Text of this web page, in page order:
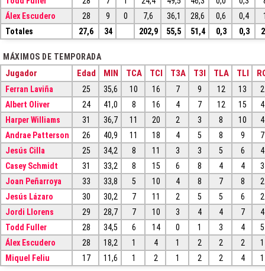
Álex Escudero
28 9 0 7,6 36,1 28,6 0,6 0,4
Totales
27,6 34 202,9 55,5 51,4 0,3 0,3
MÁXIMOS DE TEMPORADA
Jugador Edad MIN TCA TCI T3A T3I TLA TLI
Ferran Laviña 25 35,6 10 16 7 9 12 13
2
Albert Oliver
24 41,0 8 16 4 7 12 15
4
Harper Williams
31 36,7 11 20 2 3 8 10
4
Andrae Patterson
26 40,9 11 18 4 5 8 9
7
Jesús Cilla
25 34,2 8 11 3 3 5 6
4
Casey Schmidt
31 33,2 8 15 6 8 4 4
3
Joan Peñarroya
33 33,8 5 10 4 8 7 8
2
Jesús Lázaro
30 30,2 7 11 2 5 5 6
2
Jordi Llorens
29 28,7 7 10 3 4 4 7
4
Todd Fuller
28 34,5 6 14 0 1 3 4
5
Álex Escudero
28 18,2 1 4 1 2 2 2
1
Miquel Feliu
17 11,6 1 2 1 2 2 4 1